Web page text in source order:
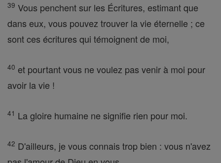
39 Vous penchent sur les Écritures, estimant que
dans eux, vous pouvez trouver la vie éternelle ; ce
sont ces écritures qui témoignent de moi,
40 et pourtant vous ne voulez pas venir à moi pour
avoir la vie !
41 La gloire humaine ne signifie rien pour moi.
42 D'ailleurs, je vous connais trop bien : vous n'avez